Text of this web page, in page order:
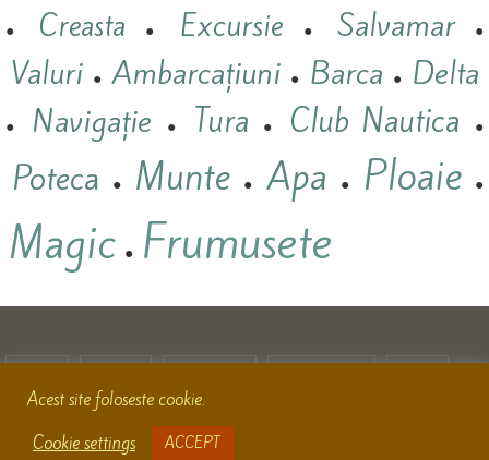
● Creasta ● Excursie ● Salvamar●
Valuri ●Ambarcațiuni ● Barca ● Delta
● Navigație ● Tura ● Club Nautica ●
Poteca ● Munte ●Apa ● Ploaie ●
Magic ● Frumusete
Acest site foloseste cookie.
Cookie settings
ACCEPT